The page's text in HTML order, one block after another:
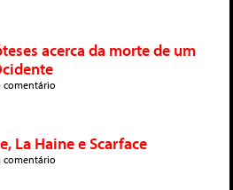
acerca da morte de um
comentário
La Haine e Scarface
comentário